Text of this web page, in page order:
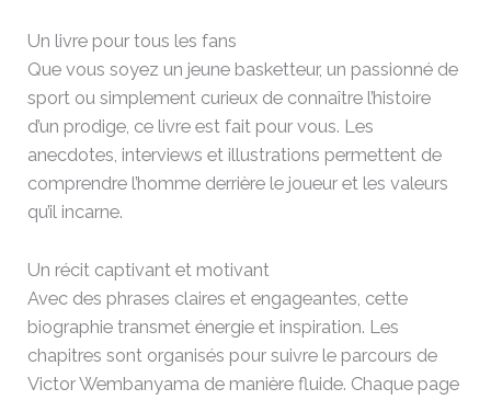
Un livre pour tous les fans
Que vous soyez un jeune basketteur, un passionné de
sport ou simplement curieux de connaître l’histoire
d’un prodige, ce livre est fait pour vous. Les
anecdotes, interviews et illustrations permettent de
comprendre l’homme derrière le joueur et les valeurs
qu’il incarne.
Un récit captivant et motivant
Avec des phrases claires et engageantes, cette
biographie transmet énergie et inspiration. Les
chapitres sont organisés pour suivre le parcours de
Victor Wembanyama de manière fluide. Chaque page